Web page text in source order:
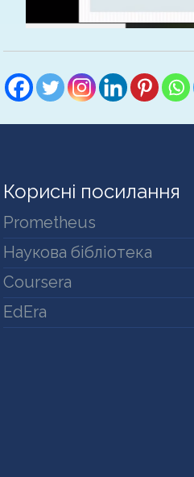
Корисні посилання
Prometheus
Наукова бібліотека
Coursera
EdEra